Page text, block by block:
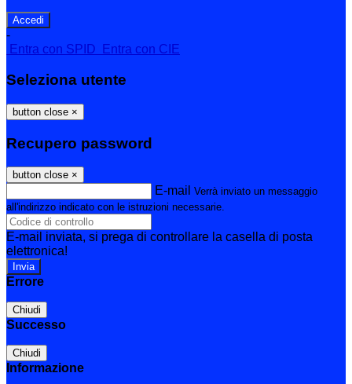
-
Entra con SPID
Entra con CIE
Seleziona utente
button close ×
Recupero password
button close ×
E-mail Verrà inviato un messaggio
all'indirizzo indicato con le istruzioni necessarie.
E-mail inviata, si prega di controllare la casella di posta
elettronica!
Errore
Chiudi
Successo
Chiudi
Informazione